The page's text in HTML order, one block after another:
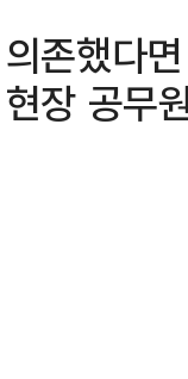
존했다
장 공무